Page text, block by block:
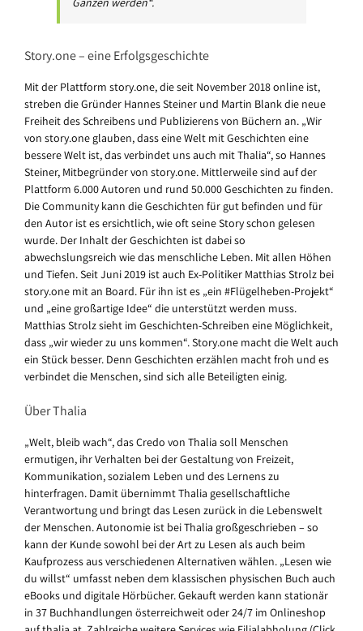
Story.one – eine Erfolgsgeschichte
Mit der Plattform story.one, die seit November 2018 online ist,
streben die Gründer Hannes Steiner und Martin Blank die neue
Freiheit des Schreibens und Publizierens von Büchern an. „Wir
von story.one glauben, dass eine Welt mit Geschichten eine
bessere Welt ist, das verbindet uns auch mit Thalia“, so Hannes
Steiner, Mitbegründer von story.one. Mittlerweile sind auf der
Plattform 6.000 Autoren und rund 50.000 Geschichten zu finden.
Die Community kann die Geschichten für gut befinden und für
den Autor ist es ersichtlich, wie oft seine Story schon gelesen
wurde. Der Inhalt der Geschichten ist dabei so
abwechslungsreich wie das menschliche Leben. Mit allen Höhen
und Tiefen. Seit Juni 2019 ist auch Ex-Politiker Matthias Strolz bei
story.one mit an Board. Für ihn ist es „ein #Flügelheben-Projekt“
und „eine großartige Idee“ die unterstützt werden muss.
Matthias Strolz sieht im Geschichten-Schreiben eine Möglichkeit,
dass „wir wieder zu uns kommen“. Story.one macht die Welt auch
ein Stück besser. Denn Geschichten erzählen macht froh und es
verbindet die Menschen, sind sich alle Beteiligten einig.
Über Thalia
„Welt, bleib wach“, das Credo von Thalia soll Menschen
ermutigen, ihr Verhalten bei der Gestaltung von Freizeit,
Kommunikation, sozialem Leben und des Lernens zu
hinterfragen. Damit übernimmt Thalia gesellschaftliche
Verantwortung und bringt das Lesen zurück in die Lebenswelt
der Menschen. Autonomie ist bei Thalia großgeschrieben – so
kann der Kunde sowohl bei der Art zu Lesen als auch beim
Kaufprozess aus verschiedenen Alternativen wählen. „Lesen wie
du willst“ umfasst neben dem klassischen physischen Buch auch
eBooks und digitale Hörbücher. Gekauft werden kann stationär
in 37 Buchhandlungen österreichweit oder 24/7 im Onlineshop